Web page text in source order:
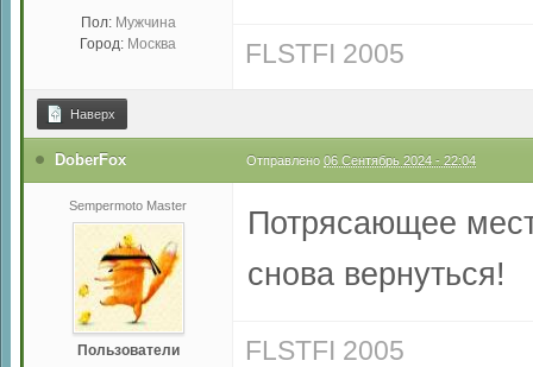
Пол: Мужчина
Город: Москва FLSTFI 2005
Наверх
DoberFox Отправлено 06 Сентябрь 2024 - 22:04
Sempermoto Master
Пользователи
Потрясающее
снова вернуться!
FLSTFI 2005